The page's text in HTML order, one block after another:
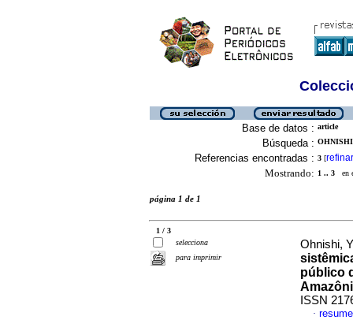
Base de datos : article
Búsqueda :
Referencias encontradas : 3 [refinar
Mostrando: 1 .. 3 en
página 1 de 1
1 / 3
selecciona
para imprimir
Ohnishi,
público
ISSN
·